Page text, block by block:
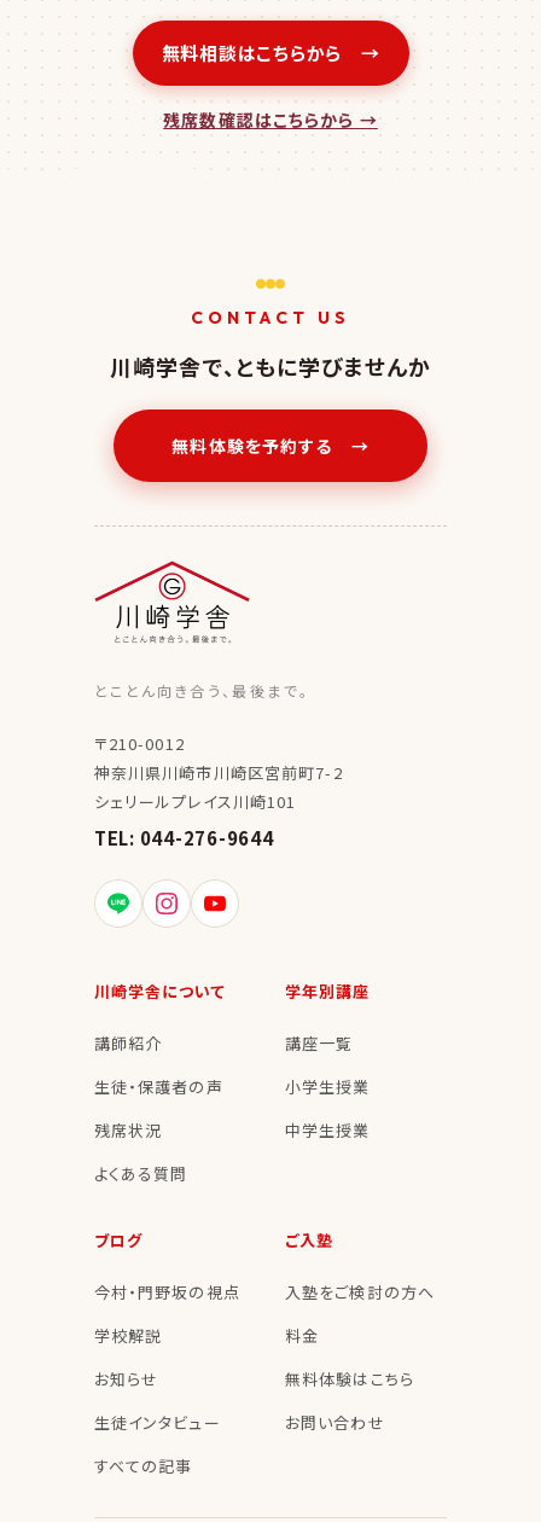
無料相談はこちらから →
残席数確認はこちらから →
CONTACT US
川崎学舎で、ともに学びませんか
無料体験を予約する →
とことん向き合う、最後まで。
〒210-0012
神奈川県川崎市川崎区宮前町7-2
シェリールプレイス川崎101
TEL: 044-276-9644
川崎学舎について
講師紹介
生徒・保護者の声
残席状況
よくある質問
学年別講座
講座一覧
小学生授業
中学生授業
ブログ
今村・門野坂の視点
学校解説
お知らせ
生徒インタビュー
すべての記事
ご入塾
入塾をご検討の方へ
料金
無料体験はこちら
お問い合わせ